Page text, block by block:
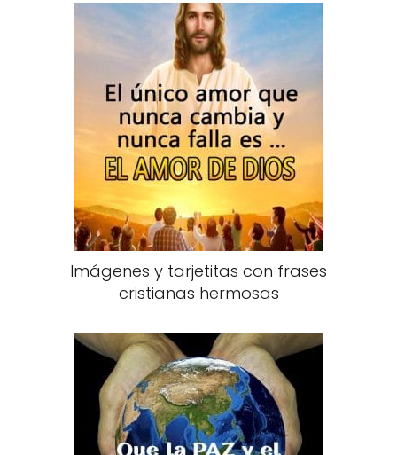
Imágenes y tarjetitas con frases
cristianas hermosas